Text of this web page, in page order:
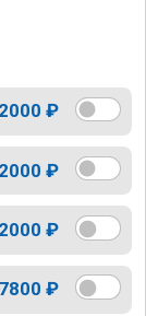
2000 ₽
2000 ₽
2000 ₽
7800 ₽